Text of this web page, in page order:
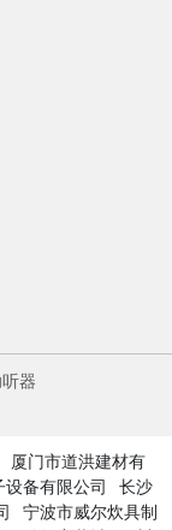
器
厦门市道洪建材有
备有限公司
长沙
宁波市威尔炊具制